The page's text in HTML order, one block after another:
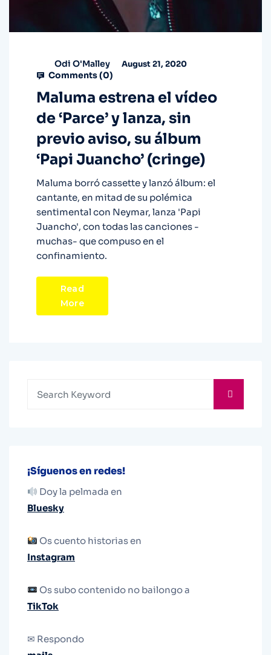
Odi O'Malley August 21, 2020
Comments (0)
Maluma estrena el vídeo
de ‘Parce’ y lanza, sin
previo aviso, su álbum
‘Papi Juancho’ (cringe)
Maluma borró cassette y lanzó álbum: el
cantante, en mitad de su polémica
sentimental con Neymar, lanza 'Papi
Juancho', con todas las canciones -
muchas- que compuso en el
confinamiento.
Read
More
¡Síguenos en redes!
Doy la pelmada en
Bluesky
Os cuento historias en
Instagram
Os subo contenido no bailongo a
TikTok
✉ Respondo